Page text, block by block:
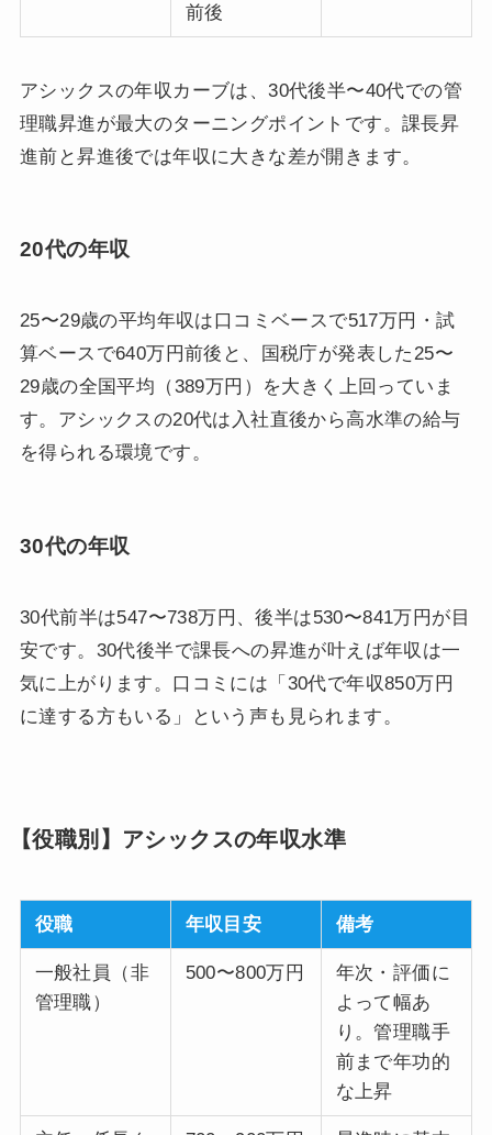
前後
アシックスの年収カーブは、30代後半〜40代での管
理職昇進が最大のターニングポイントです。課長昇
進前と昇進後では年収に大きな差が開きます。
20代の年収
25〜29歳の平均年収は口コミベースで517万円・試
算ベースで640万円前後と、国税庁が発表した25〜
29歳の全国平均（389万円）を大きく上回っていま
す。アシックスの20代は入社直後から高水準の給与
を得られる環境です。
30代の年収
30代前半は547〜738万円、後半は530〜841万円が目
安です。30代後半で課長への昇進が叶えば年収は一
気に上がります。口コミには「30代で年収850万円
に達する方もいる」という声も見られます。
【役職別】アシックスの年収水準
役職 年収目安 備考
一般社員（非
管理職）
500〜800万円
年次・評価に
よって幅あ
り。管理職手
前まで年功的
な上昇